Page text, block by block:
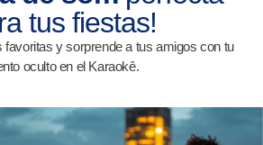
tus fiestas!
favoritas y sorprende a tus amigos con tu
oculto en el Karaokê.